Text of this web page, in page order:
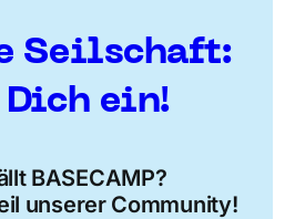
Seilschaft:
Dich ein!
BASECAMP?
unserer Community!